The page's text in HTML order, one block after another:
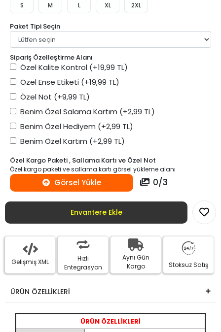
S M L XL 2XL
Paket Tipi Seçin
Sipariş Özelleştirme Alanı
Özel Kalite Kontrol (+19,99 TL)
Özel Ense Etiketi (+19,99 TL)
Özel Not (+9,99 TL)
Benim Özel Salama Kartım (+2,99 TL)
Benim Özel Hediyem (+2,99 TL)
Benim Özel Kartım (+2,99 TL)
Özel Kargo Paketi , Sallama Kartı ve Özel Not
Özel kargo paketi ve sallama kartı görsel yükleme alanı
Görsel Yükle 0/3
Envantere Ekle
Gelişmiş XML
Hızlı
Entegrasyon
Aynı Gün
Kargo
Stoksuz Satış
ÜRÜN ÖZELLİKLERİ
ÜRÜN ÖZELLİKLERİ